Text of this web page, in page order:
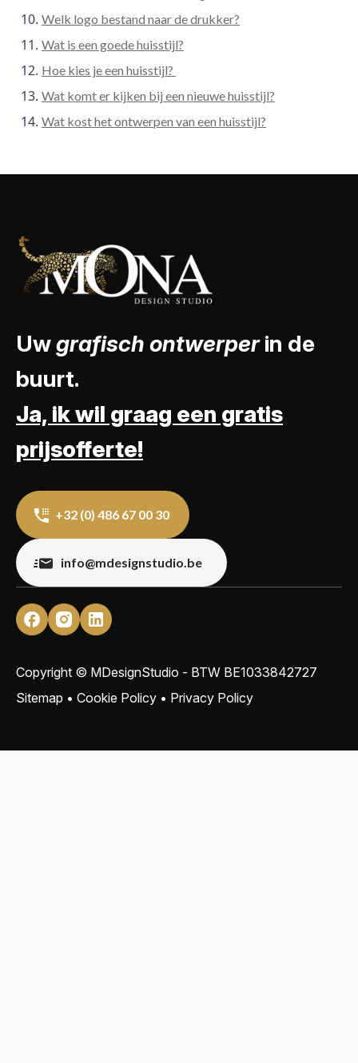
Welk logo bestand naar de drukker?
Wat is een goede huisstijl?
Hoe kies je een huisstijl?
Wat komt er kijken bij een nieuwe huisstijl?
Wat kost het ontwerpen van een huisstijl?
Uwgrafisch ontwerperin de
buurt.
Ja, ik wil graag een gratis
prijsofferte!
+32 (0) 486 67 00 30
info@mdesignstudio.be
Copyright © MDesignStudio - BTW BE1033842727
Sitemap • Cookie Policy • Privacy Policy